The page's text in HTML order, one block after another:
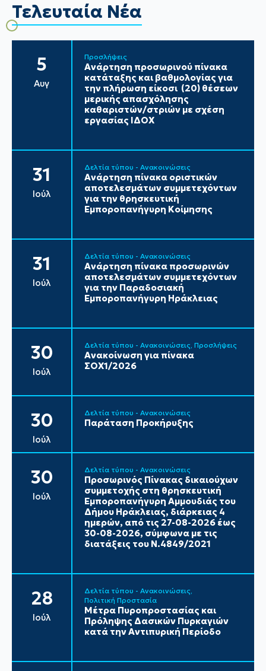
Τελευταία Νέα
5
Αυγ
Προσλήψεις
Ανάρτηση προσωρινού πίνακα
κατάταξης και βαθμολογίας για
την πλήρωση είκοσι (20) θέσεων
μερικής απασχόλησης
καθαριστών/στριών με σχέση
εργασίας ΙΔΟΧ
31
Ιούλ
Δελτία τύπου - Ανακοινώσεις
Ανάρτηση πίνακα οριστικών
αποτελεσμάτων συμμετεχόντων
για την θρησκευτική
Εμποροπανήγυρη Κοίμησης
31
Ιούλ
Δελτία τύπου - Ανακοινώσεις
Ανάρτηση πίνακα προσωρινών
αποτελεσμάτων συμμετεχόντων
για την Παραδοσιακή
Εμποροπανήγυρη Ηράκλειας
30
Ιούλ
Δελτία τύπου - Ανακοινώσεις Προσλήψεις
Ανακοίνωση για πίνακα
ΣΟΧ1/2026
30
Ιούλ
Δελτία τύπου - Ανακοινώσεις
Παράταση Προκήρυξης
30
Ιούλ
Δελτία τύπου - Ανακοινώσεις
Προσωρινός Πίνακας δικαιούχων
συμμετοχής στη θρησκευτική
Εμποροπανήγυρη Αμμουδιάς του
Δήμου Ηράκλειας, διάρκειας 4
ημερών, από τις 27-08-2026 έως
30-08-2026, σύμφωνα με τις
διατάξεις του Ν.4849/2021
28
Ιούλ
Δελτία τύπου - Ανακοινώσεις
Πολιτική Προστασία
Μέτρα Πυροπροστασίας και
Πρόληψης Δασικών Πυρκαγιών
κατά την Αντιπυρική Περίοδο